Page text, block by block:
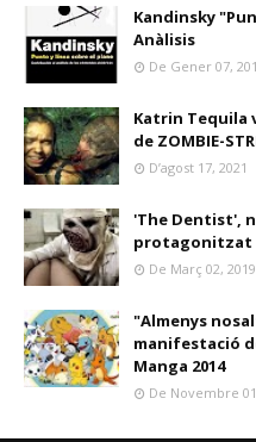
Kandinsky
Anàlisis
De Gener 07,
Katrin Tequila
de ZOMBIE-
D’agost 17, 2021
'The Dentist',
protagonitzat
De Març 02, 2019
"Almenys
manifestació
Manga 2014
De Novembre